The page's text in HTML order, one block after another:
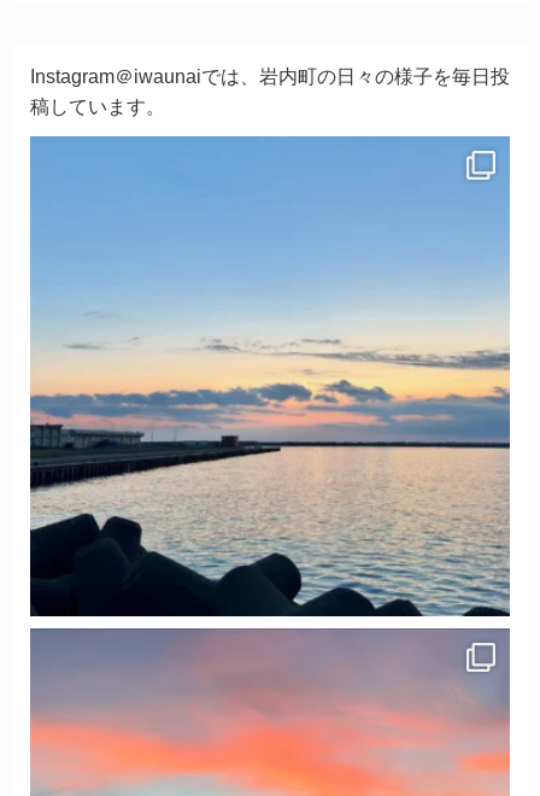
Instagram＠iwaunaiでは、岩内町の日々の様子を毎日投
稿しています。